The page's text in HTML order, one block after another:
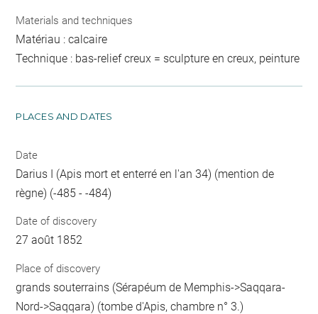
Materials and techniques
Matériau : calcaire
Technique : bas-relief creux = sculpture en creux, peinture
PLACES AND DATES
Date
Darius I (Apis mort et enterré en l'an 34) (mention de
règne) (-485 - -484)
Date of discovery
27 août 1852
Place of discovery
grands souterrains (Sérapéum de Memphis->Saqqara-
Nord->Saqqara) (tombe d'Apis, chambre n° 3.)